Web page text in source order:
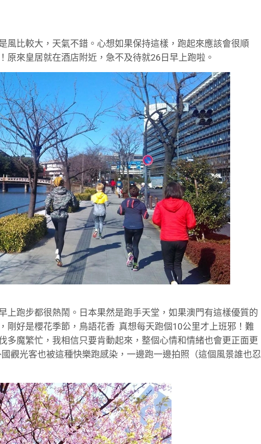
風比較大，天氣不錯。心想如果保持這樣，跑起來應該會很順
原來皇居就在酒店附近，急不及待就26日早上跑啦。
上跑步都很熱鬧。日本果然是跑手天堂，如果澳門有這樣優質的
剛好是櫻花季節，鳥語花香 真想每天跑個10公里才上班邪！難
多魔繁忙，我相信只要肯動起來，整個心情和情緒也會更正面更
觀光客也被這種快樂跑感染，一邊跑一邊拍照（這個風景誰也忍